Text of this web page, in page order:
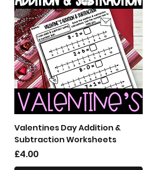
Valentines Day Addition &
Subtraction Worksheets
मूल्य
£4.00